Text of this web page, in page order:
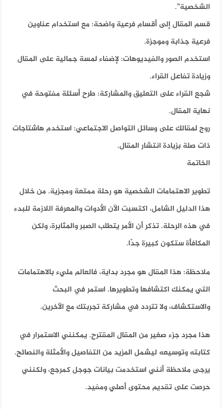
الشخصية”.
قسم المقال إلى أقسام فرعية واضحة: مع استخدام عناوين
فرعية جذابة وموجزة.
استخدم الصور والفيديوهات: لإضفاء لمسة جمالية على المقال
وزيادة تفاعل القراء.
شجع القراء على التعليق والمشاركة: طرح أسئلة مفتوحة في
نهاية المقال.
روج لمقالك على وسائل التواصل الاجتماعي: استخدم هاشتاجات
ذات صلة بزيادة انتشار المقال.
الخاتمة
تطوير الاهتمامات الشخصية هو رحلة ممتعة ومجزية. من خلال
هذا الدليل الشامل، اكتسبت الآن الأدوات والمعرفة اللازمة للبدء
في هذه الرحلة. تذكر أن الأمر يتطلب الصبر والمثابرة، ولكن
المكافأة ستكون كبيرة جدًا.
ملاحظة: هذا المقال هو مجرد بداية، فالعالم مليء بالاهتمامات
التي يمكنك اكتشافها وتطويرها. استمر في البحث
والاستكشاف، ولا تتردد في مشاركة تجربتك مع الآخرين.
هذا مجرد جزء صغير من المقال المقترح. يمكنني الاستمرار في
كتابته وتوسيعه ليشمل المزيد من التفاصيل والأمثلة والنصائح.
يرجى ملاحظة أنني استخدمت بيانات جوجل كمرجع، ولكنني
حرصت على تقديم محتوى أصلي ومفيد.